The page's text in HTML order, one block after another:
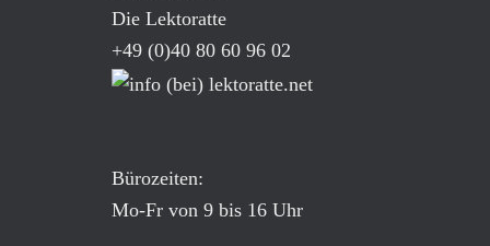
Die Lektoratte
+49 (0)40 80 60 96 02
Bürozeiten:
Mo-Fr von 9 bis 16 Uhr